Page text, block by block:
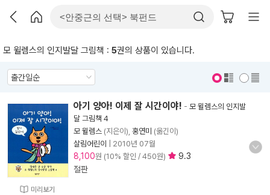
모 윌렘스의 인지발달 그림책 : 5권의 상품이 있습니다.
미리보기
아기 양아! 이제 잘 시간이야! - 모 윌렘스의 인지발
달 그림책 4
모 윌렘스 (지은이), 홍연미 (옮긴이)
살림어린이
2010년 07월
8,100원 (10% 할인 / 450원)
9.3
절판